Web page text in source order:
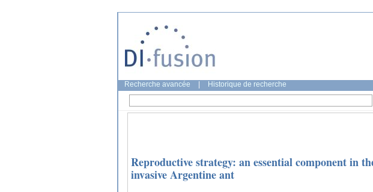
Recherche avancée Historique de recherche
Reproductive strategy: an essential component in
invasive Argentine ant